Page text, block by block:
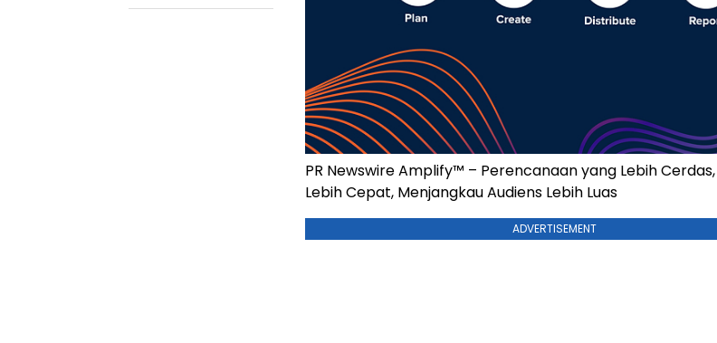
PR Newswire Amplify™ – Perencanaan yang Lebih
Lebih Cepat, Menjangkau Audiens Lebih Luas
ADVERTISEMENT